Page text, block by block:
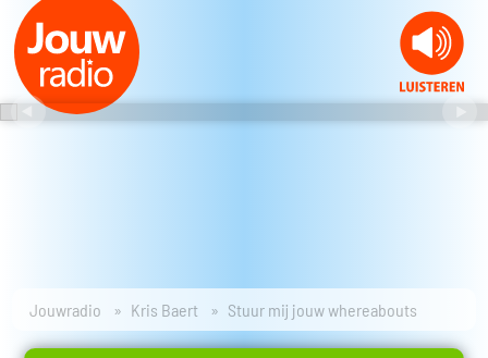
Jouwradio Kris Baert Stuur mij jouw whereabouts